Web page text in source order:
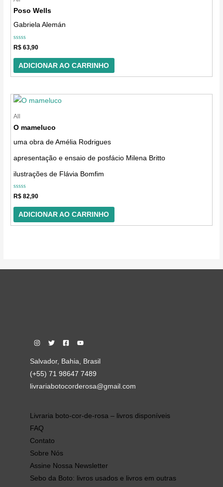
Poso Wells
Gabriela Alemán
Avaliação
0
de
R$ 63,90
ADICIONAR AO CARRINHO
All
O mameluco
uma obra de Amélia Rodrigues
apresentação e ensaio de posfácio Milena Britto
ilustrações de Flávia Bomfim
Avaliação
0
de
R$ 82,90
ADICIONAR AO CARRINHO
Salvador, Bahia, Brasil
(+55) 71 98647 7489
livrariabotocorderosa@gmail.com
Livraria boto-cor-de-rosa – livros disponíveis
FAQ
Contato
Sobre Nós
Assine Nossa Newsletter
Sebo da Boto: livros usados e livros em outras